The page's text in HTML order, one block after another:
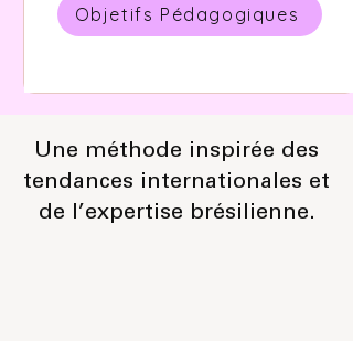
Objetifs Pédagogiques
Une méthode inspirée des
tendances internationales et
de l’expertise brésilienne.